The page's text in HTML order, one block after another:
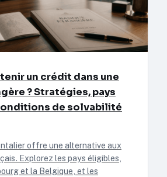
un crédit dans une
? Stratégies, pays
de solvabilité
offre une alternative aux
Explorez les pays éligibles,
et la Belgique, et les